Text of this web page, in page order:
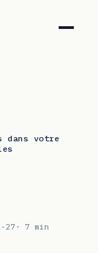
dans votre
27· 7 min